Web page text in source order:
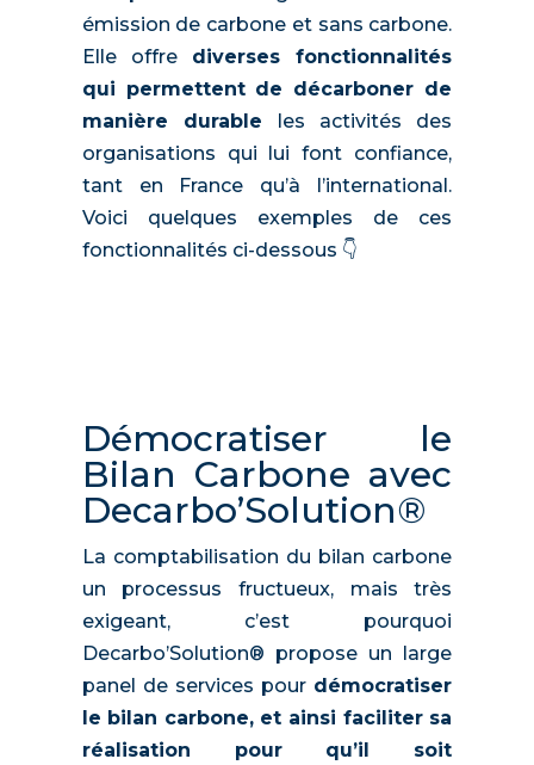
émission de carbone et sans carbone.
Elle offre diverses fonctionnalités
qui permettent de décarboner de
manière durable les activités des
organisations qui lui font confiance,
tant en France qu’à l’international.
Voici quelques exemples de ces
fonctionnalités ci-dessous 👇
Démocratiser le
Bilan Carbone avec
Decarbo’Solution®
La comptabilisation du bilan carbone
un processus fructueux, mais très
exigeant, c’est pourquoi
Decarbo’Solution® propose un large
panel de services pour démocratiser
le bilan carbone, et ainsi faciliter sa
réalisation pour qu’il soit